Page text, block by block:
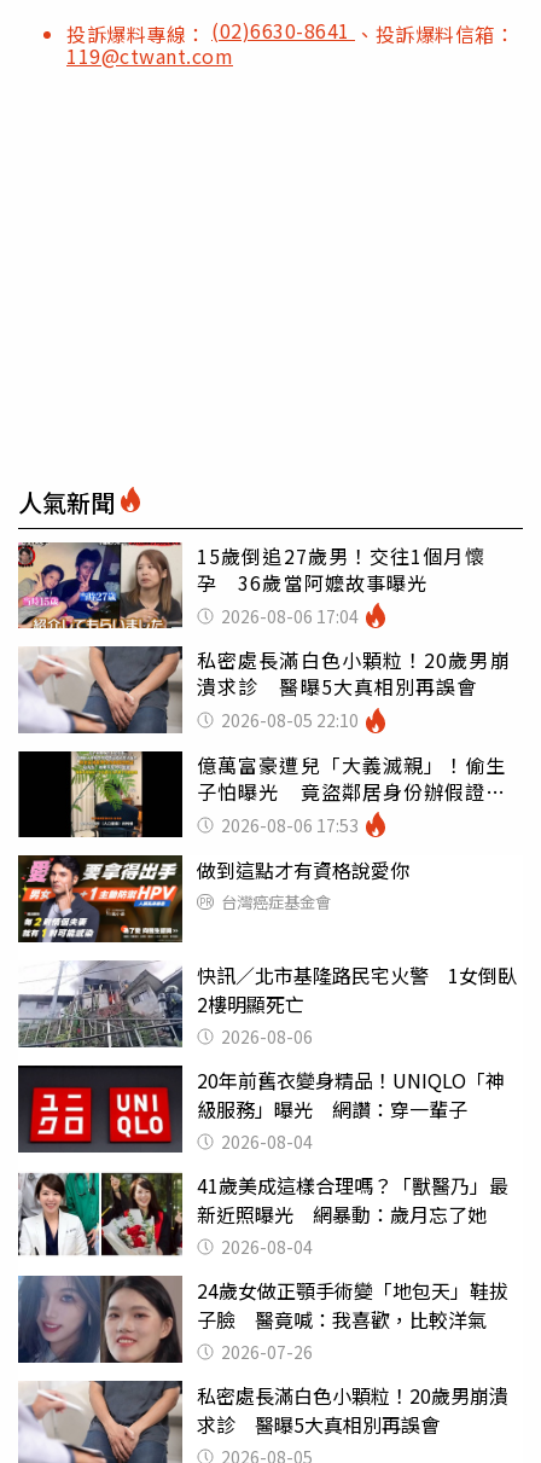
投訴爆料專線： (02)6630-8641 、投訴爆料信箱：
119@ctwant.com
人氣新聞
15歲倒追27歲男！交往1個月懷
孕 36歲當阿嬤故事曝光
2026-08-06 17:04
私密處長滿白色小顆粒！20歲男崩
潰求診 醫曝5大真相別再誤會
2026-08-05 22:10
億萬富豪遭兒「大義滅親」！偷生
子怕曝光 竟盜鄰居身份辦假證落
戶 2026-08-06 17:53
做到這點才有資格說愛你
台灣癌症基金會
快訊／北市基隆路民宅火警 1女倒臥
2樓明顯死亡
2026-08-06
20年前舊衣變身精品！UNIQLO「神
級服務」曝光 網讚：穿一輩子
2026-08-04
41歲美成這樣合理嗎？「獸醫乃」最
新近照曝光 網暴動：歲月忘了她
2026-08-04
24歲女做正顎手術變「地包天」鞋拔
子臉 醫竟喊：我喜歡，比較洋氣
2026-07-26
私密處長滿白色小顆粒！20歲男崩潰
求診 醫曝5大真相別再誤會
2026-08-05